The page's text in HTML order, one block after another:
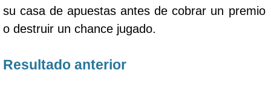
su casa de apuestas antes de cobrar un premio
o destruir un chance jugado.
Resultado anterior